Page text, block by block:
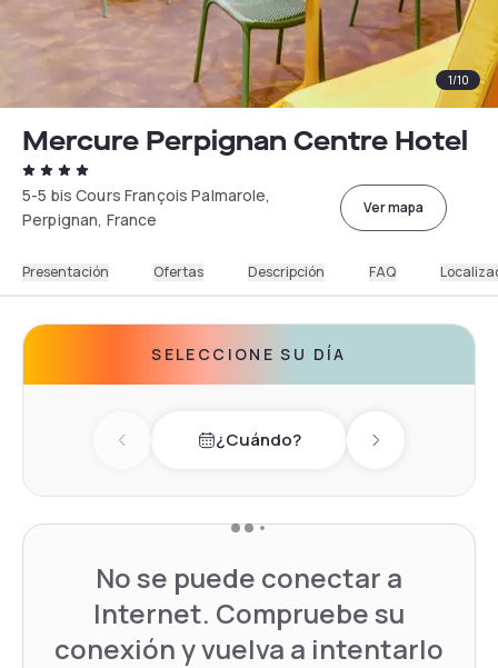
1/10
Mercure Perpignan Centre Hotel
5-5 bis Cours François Palmarole,
Perpignan, France
Ver mapa
Presentación Ofertas Descripción FAQ
SELECCIONE SU DÍA
Previous day¿Cuándo? Next day
No se puede conectar a
Internet. Compruebe su
conexión y vuelva a intentarlo